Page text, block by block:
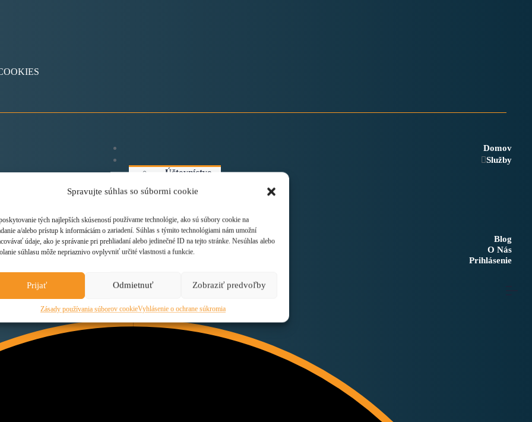
Spravujte súhlas so súbormi cookie
tých najlepších skúseností používame technológie, ako sú súbory cookie na
a/alebo prístup k informáciám o zariadení. Súhlas s týmito technológiami nám umožní
údaje, ako je správanie pri prehliadaní alebo jedinečné ID na tejto stránke. Nesúhlas alebo
súhlasu môže nepriaznivo ovplyvniť určité vlastnosti a funkcie.
Prijať Odmietnuť Zobraziť predvoľby
Zásady používania súborov cookieVyhlásenie o ochrane súkromia
Domov
Služby
Účtovníctvo
Právne
Poradenstvo
Stratégia
Blog
O Nás
Prihlásenie